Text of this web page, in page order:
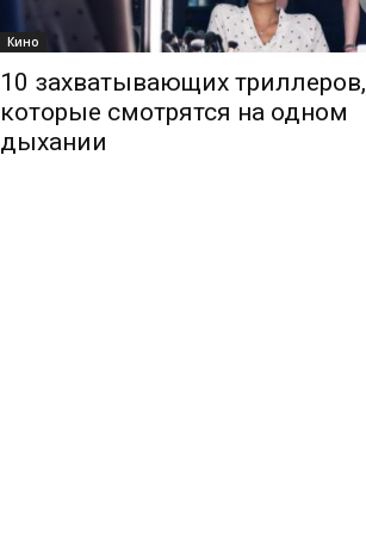
Кино
10 захватывающих триллеров,
которые смотрятся на одном
дыхании